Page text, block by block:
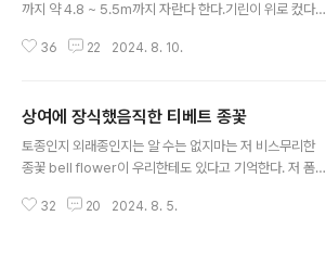
까지 약 4.8 ~ 5.5m까지 자란다 한다.기린이 위로 컸다
m 정도라 한다.사람은 어떨까? 어디까지 자랄까? 장신이
왜들로[혹은 와들로] Robert Pershing Wadlow 라는
미 남자로 1918년 2월 22일 태어나서 1940년 7월 15일
에 사망했으니, 불과 22세 약관에 훅 갔다.그는 기록된 역
다. 세인트 루이스 근처 작은 도시 알톤Alton[앨튼?]에서
36 22 2024. 8. 10.
상여에 장식했음직한 티베트 종꽃
토종인지 외래종인지는 알 수는 없지마는 저 비스무리한
종꽃 bell flower이 우리한테도 있다고 기억한다. 저 폼새
ell flowers 곧 티베트산 종꽃이라 한다. 보니 너무 화려하
32 20 2024. 8. 5.